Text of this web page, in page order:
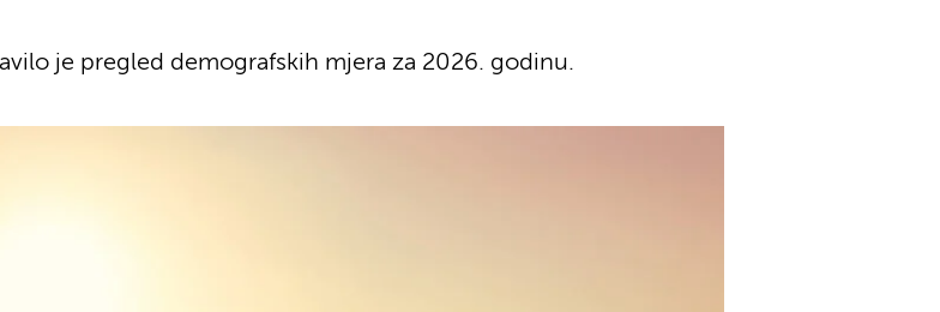
je pregled demografskih mjera za 2026. godinu.